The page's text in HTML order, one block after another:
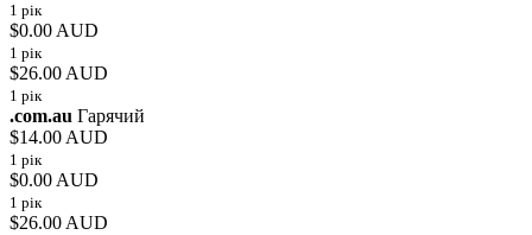
1 рік
$0.00 AUD
1 рік
$26.00 AUD
1 рік
.com.au Гарячий
$14.00 AUD
1 рік
$0.00 AUD
1 рік
$26.00 AUD